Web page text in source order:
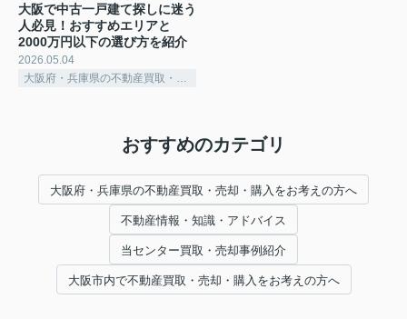
大阪で中古一戸建て探しに迷う
人必見！おすすめエリアと
2000万円以下の選び方を紹介
2026.05.04
おすすめのカテゴリ
大阪府・兵庫県の不動産買取・売却・購入をお考えの方へ
不動産情報・知識・アドバイス
当センター買取・売却事例紹介
大阪市内で不動産買取・売却・購入をお考えの方へ